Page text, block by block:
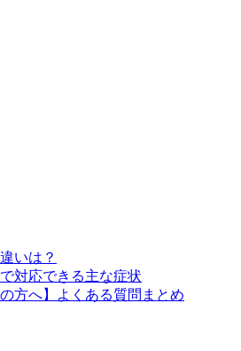
いは？
対応できる主な症状
方へ】よくある質問まとめ